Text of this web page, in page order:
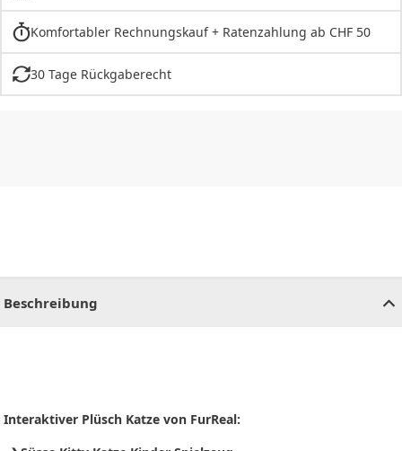
Komfortabler Rechnungskauf + Ratenzahlung ab CHF 50
30 Tage Rückgaberecht
Beschreibung
Interaktiver Plüsch Katze von FurReal: